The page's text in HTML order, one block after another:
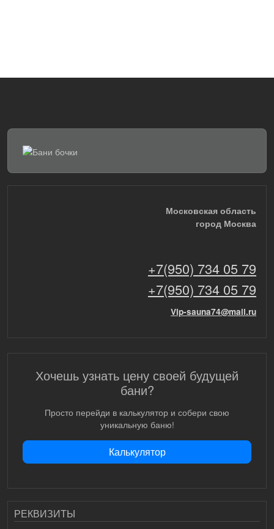
Московская область
город Москва
+7(950) 734 05 79
+7(950) 734 05 79
Vip-sauna74@mail.ru
Хочешь узнать цену своей будущей
бани?
Просто перейди в калькулятор и собери свою
уникальную баню!
Калькулятор
РЕКВИЗИТЫ